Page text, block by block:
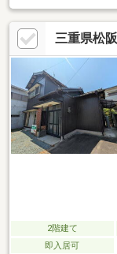
三重県松
2階建て
即入居可